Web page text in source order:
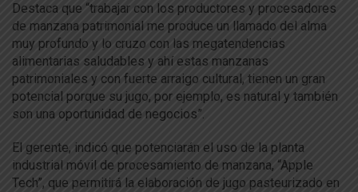
Destaca que “trabajar con los productores y procesadores
de manzana patrimonial me produce un llamado del alma
muy profundo y lo cruzo con las megatendencias
alimentarias saludables y ahí estas manzanas
patrimoniales y con fuerte arraigo cultural, tienen un gran
potencial porque su jugo, por ejemplo, es natural y también
son una oportunidad de negocios”.
El gerente, indicó que potenciarán el uso de la planta
industrial móvil de procesamiento de manzana, “Apple
Tech”, que permitirá la elaboración de jugo pasteurizado en